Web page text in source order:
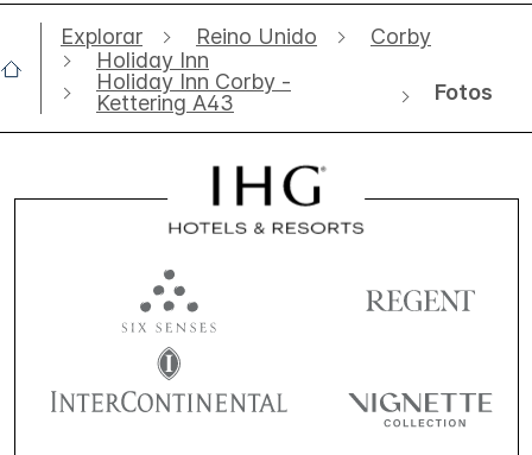
Explorar Reino Unido
Corby
Holiday Inn
Holiday Inn Corby -
Kettering A43
Fotos